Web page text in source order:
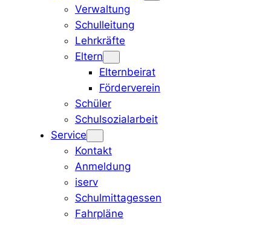
Verwaltung
Schulleitung
Lehrkräfte
Eltern
Elternbeirat
Förderverein
Schüler
Schulsozialarbeit
Service
Kontakt
Anmeldung
iserv
Schulmittagessen
Fahrpläne